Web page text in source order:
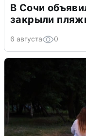
В Сочи
закрыли
6 августа 0